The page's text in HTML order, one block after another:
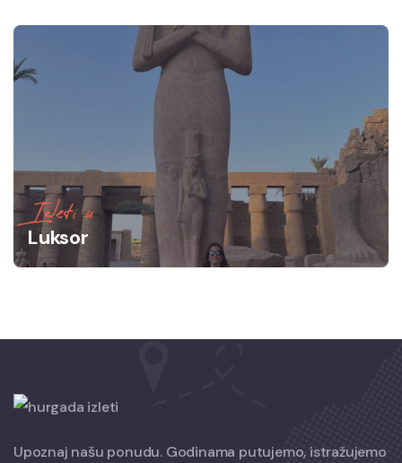
Izleti u
Luksor
Upoznaj našu ponudu. Godinama putujemo, istražujemo